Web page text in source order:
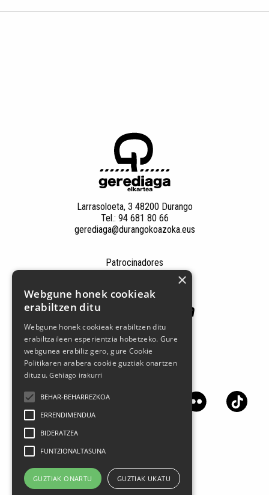
Larrasoloeta, 3 48200 Durango
Tel.: 94 681 80 66
gerediaga@durangokoazoka.eus
Patrocinadores
Síguenos en las redes sociales
×
Webgune honek cookieak
erabiltzen ditu
Webgune honek cookieak erabiltzen ditu
erabiltzaileen esperientzia hobetzeko. Gure
webgunea erabiliz gero, gure Cookie
Politikaren arabera cookie guztiak onartzen
dituzu.Gehiago irakurri
BEHAR-BEHARREZKOA
ERRENDIMENDUA
BIDERATZEA
FUNTZIONALTASUNA
GUZTIAK ONARTU GUZTIAK UKATU